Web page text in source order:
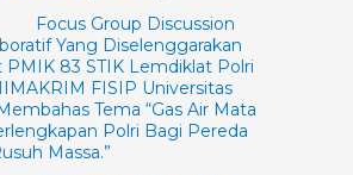
Focus Group Discussion
Yang Diselenggarakan
PMIK 83 STIK Lemdiklat Polri
FISIP Universitas
Tema “Gas Air Mata
Polri Bagi Pereda
Massa.”